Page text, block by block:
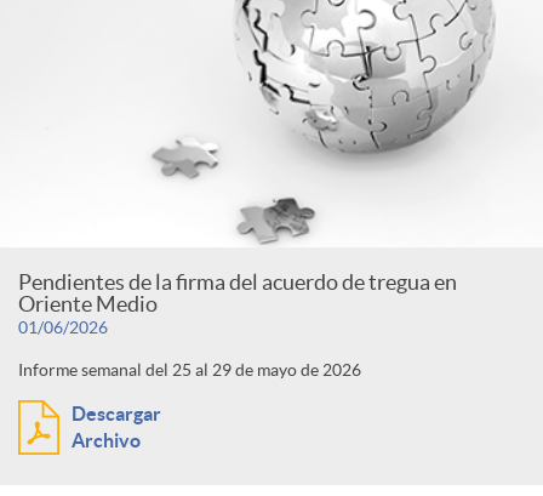
o
c
u
e
g
o
o
n
t
Pendientes de la firma del acuerdo de tregua en
Oriente Medio
01/06/2026
Informe semanal del 25 al 29 de mayo de 2026
Descargar
Archivo